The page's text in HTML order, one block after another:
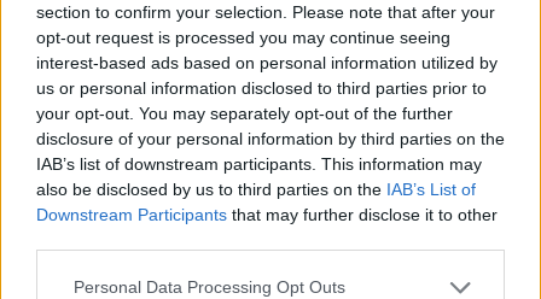
section to confirm your selection. Please note that after your
opt-out request is processed you may continue seeing
interest-based ads based on personal information utilized by
us or personal information disclosed to third parties prior to
your opt-out. You may separately opt-out of the further
disclosure of your personal information by third parties on the
IAB’s list of downstream participants. This information may
also be disclosed by us to third parties on the IAB’s List of
Downstream Participants that may further disclose it to other
Personal Data Processing Opt Outs
Editoriale
Radice brinda al quarto anno da
sindaco a Legnano e già si pensa
alle prossime urne
Legnano
“Tutta Legnano si unisca per la
completa riabilitazione di Fratus,